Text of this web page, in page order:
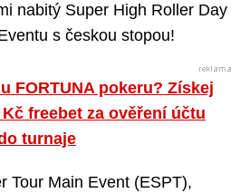
nabitý Super High Roller Day
s českou stopou!
FORTUNA pokeru? Získej
freebet za ověření účtu
turnaje
Tour Main Event (ESPT),